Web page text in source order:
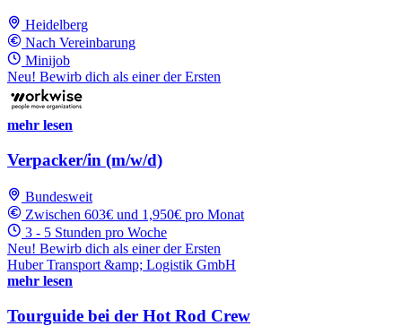
Heidelberg
Nach Vereinbarung
Minijob
Neu! Bewirb dich als einer der Ersten
mehr lesen
Verpacker/in (m/w/d)
Bundesweit
Zwischen 603€ und 1,950€ pro Monat
3 - 5 Stunden pro Woche
Neu! Bewirb dich als einer der Ersten
Huber Transport &amp; Logistik GmbH
mehr lesen
Tourguide bei der Hot Rod Crew